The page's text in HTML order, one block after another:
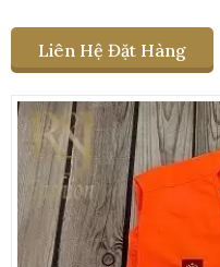
Liên Hệ Đặt Hàng